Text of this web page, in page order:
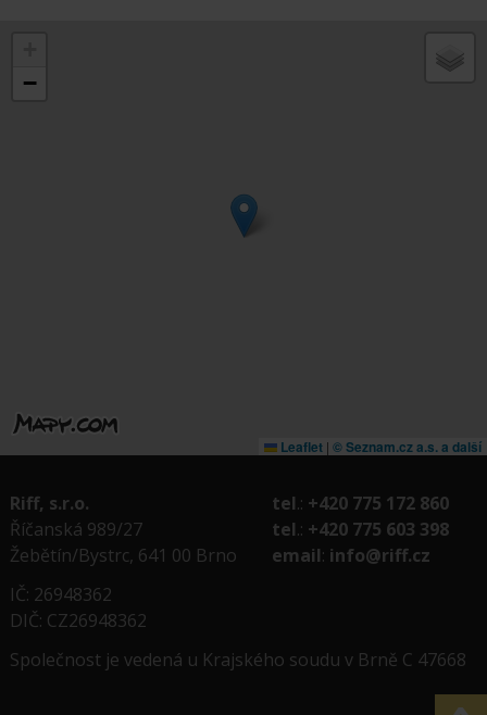
−
Leaflet | © Seznam.cz a.s. a další
Riff, s.r.o.
Říčanská 989/27
Žebětín/Bystrc, 641 00 Brno
tel.: +420 775 172 860
tel.: +420 775 603 398
email: info@riff.cz
IČ: 26948362
DIČ: CZ26948362
Společnost je vedená u Krajského soudu v Brně C 47668